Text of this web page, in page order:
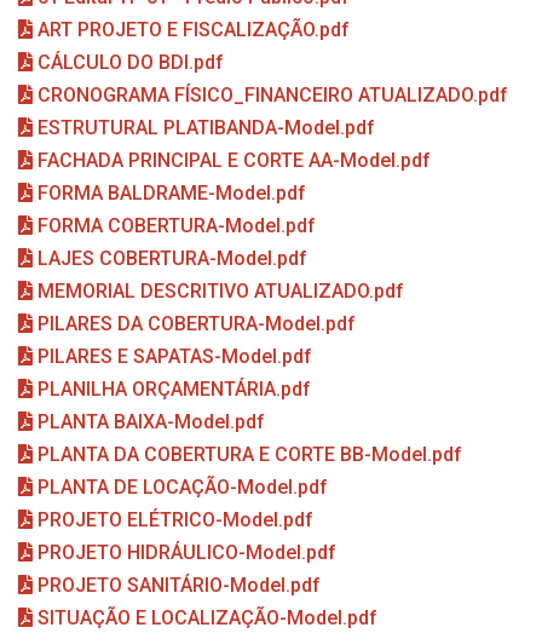
ART PROJETO E FISCALIZAÇÃO.pdf
CÁLCULO DO BDI.pdf
CRONOGRAMA FÍSICO_FINANCEIRO ATUALIZADO.pdf
ESTRUTURAL PLATIBANDA-Model.pdf
FACHADA PRINCIPAL E CORTE AA-Model.pdf
FORMA BALDRAME-Model.pdf
FORMA COBERTURA-Model.pdf
LAJES COBERTURA-Model.pdf
MEMORIAL DESCRITIVO ATUALIZADO.pdf
PILARES DA COBERTURA-Model.pdf
PILARES E SAPATAS-Model.pdf
PLANILHA ORÇAMENTÁRIA.pdf
PLANTA BAIXA-Model.pdf
PLANTA DA COBERTURA E CORTE BB-Model.pdf
PLANTA DE LOCAÇÃO-Model.pdf
PROJETO ELÉTRICO-Model.pdf
PROJETO HIDRÁULICO-Model.pdf
PROJETO SANITÁRIO-Model.pdf
SITUAÇÃO E LOCALIZAÇÃO-Model.pdf